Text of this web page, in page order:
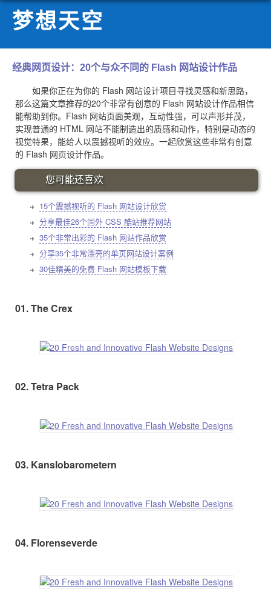
梦想天空
经典网页设计：20个与众不同的 Flash 网站设计作品
如果你正在为你的 Flash 网站设计项目寻找灵感和新思路，
那么这篇文章推荐的20个非常有创意的 Flash 网站设计作品相信
能帮助到你。Flash 网站页面美观，互动性强，可以声形并茂，
实现普通的 HTML 网站不能制造出的质感和动作，特别是动态的
视觉特果，能给人以震撼视听的效应。一起欣赏这些非常有创意
的 Flash 网页设计作品。
您可能还喜欢
15个震撼视听的 Flash 网站设计欣赏
分享最佳26个国外 CSS 酷站推荐网站
35个非常出彩的 Flash 网站作品欣赏
分享35个非常漂亮的单页网站设计案例
30佳精美的免费 Flash 网站模板下载
01. The Crex
02. Tetra Pack
03. Kanslobarometern
04. Florenseverde